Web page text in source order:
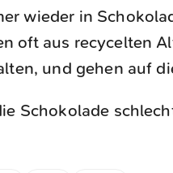
wieder in
oft aus recycelten
und gehen auf
Schokolade